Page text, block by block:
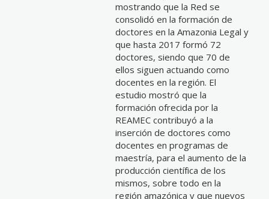
mostrando que la Red se
consolidó en la formación de
doctores en la Amazonia Legal y
que hasta 2017 formó 72
doctores, siendo que 70 de
ellos siguen actuando como
docentes en la región. El
estudio mostró que la
formación ofrecida por la
REAMEC contribuyó a la
inserción de doctores como
docentes en programas de
maestría, para el aumento de la
producción científica de los
mismos, sobre todo en la
región amazónica y que nuevos